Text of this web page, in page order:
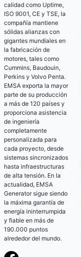
calidad como Uptime,
ISO 9001, CE y TSE, la
compañía mantiene
sólidas alianzas con
gigantes mundiales en
la fabricación de
motores, tales como
Cummins, Baudouin,
Perkins y Volvo Penta.
EMSA exporta la mayor
parte de su producción
a más de 120 países y
proporciona asistencia
de ingeniería
completamente
personalizada para
cada proyecto, desde
sistemas sincronizados
hasta infraestructuras
de alta tensión. En la
actualidad, EMSA
Generator sigue siendo
la máxima garantía de
energía ininterrumpida
y fiable en más de
190.000 puntos
alrededor del mundo.